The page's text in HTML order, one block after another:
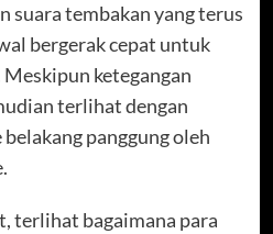
suara tembakan yang terus
bergerak cepat untuk
ketegangan
terlihat dengan
panggung oleh
terlihat bagaimana para